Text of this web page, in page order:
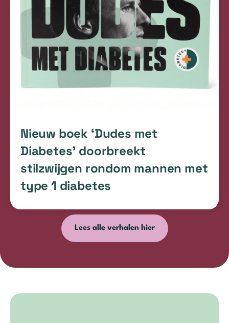
Nieuw boek ‘Dudes met
Diabetes’ doorbreekt
stilzwijgen rondom mannen met
type 1 diabetes
Lees alle verhalen hier